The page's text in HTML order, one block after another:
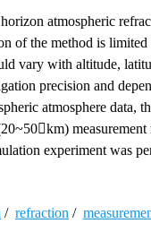
atmospheric
of the method is
vary with altitude,
precision and
atmosphere data,
experiment was
/ refraction /